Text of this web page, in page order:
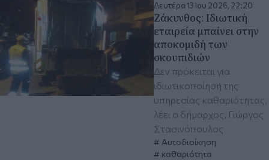
Δευτέρα 13 Ιου 2026, 22:20
Ζάκυνθος: Ιδιωτική
εταιρεία μπαίνει στην
αποκομιδή των
σκουπιδιών
Δεν πρόκειται για
ιδιωτικοποίηση της
υπηρεσίας καθαριότητας,
λέει ο δήμαρχος, Γιώργος
Στασινόπουλος
Αυτοδιοίκηση
καθαριότητα